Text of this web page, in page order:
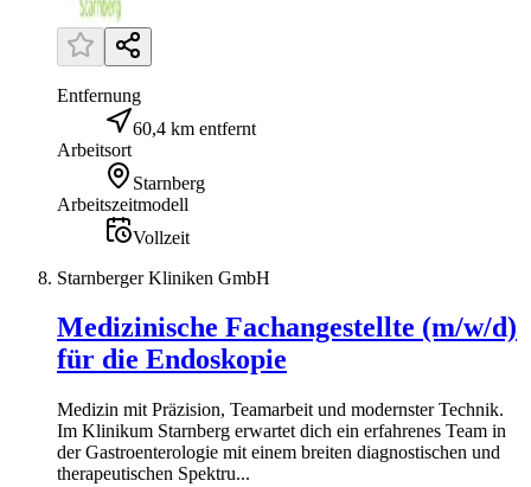
Entfernung
60,4 km entfernt
Arbeitsort
Starnberg
Arbeitszeitmodell
Vollzeit
Starnberger Kliniken GmbH
Medizinische Fachangestellte (m/w/d)
für die Endoskopie
Medizin mit Präzision, Teamarbeit und modernster Technik.
Im Klinikum Starnberg erwartet dich ein erfahrenes Team in
der Gastroenterologie mit einem breiten diagnostischen und
therapeutischen Spektru...